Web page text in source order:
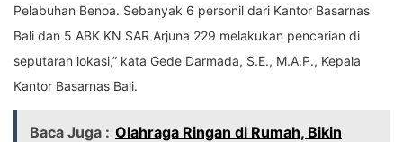
Pelabuhan Benoa. Sebanyak 6 personil dari Kantor Basarnas
Bali dan 5 ABK KN SAR Arjuna 229 melakukan pencarian di
seputaran lokasi,” kata Gede Darmada, S.E., M.A.P., Kepala
Kantor Basarnas Bali.
Baca Juga : Olahraga Ringan di Rumah, Bikin